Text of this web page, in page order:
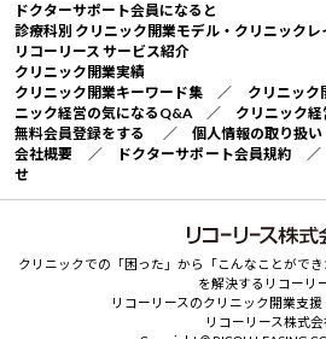
ドクターサポート会員になると
診療科別 クリニック開業モデル・クリニック
リコーリース サービス紹介
クリニック開業実績
クリニック開業キーワード集 ／ クリニック
ニック経営の気になるQ&A／ クリニック
無料会員登録をする
／ 個人情報の取り扱い
会社概要 ／ ドクターサポート会員規約
せ
クリニックでの「困った」から「こんなことがで
を解決するリコーリ
リコーリースのクリニック開業支援
リコーリース株式会